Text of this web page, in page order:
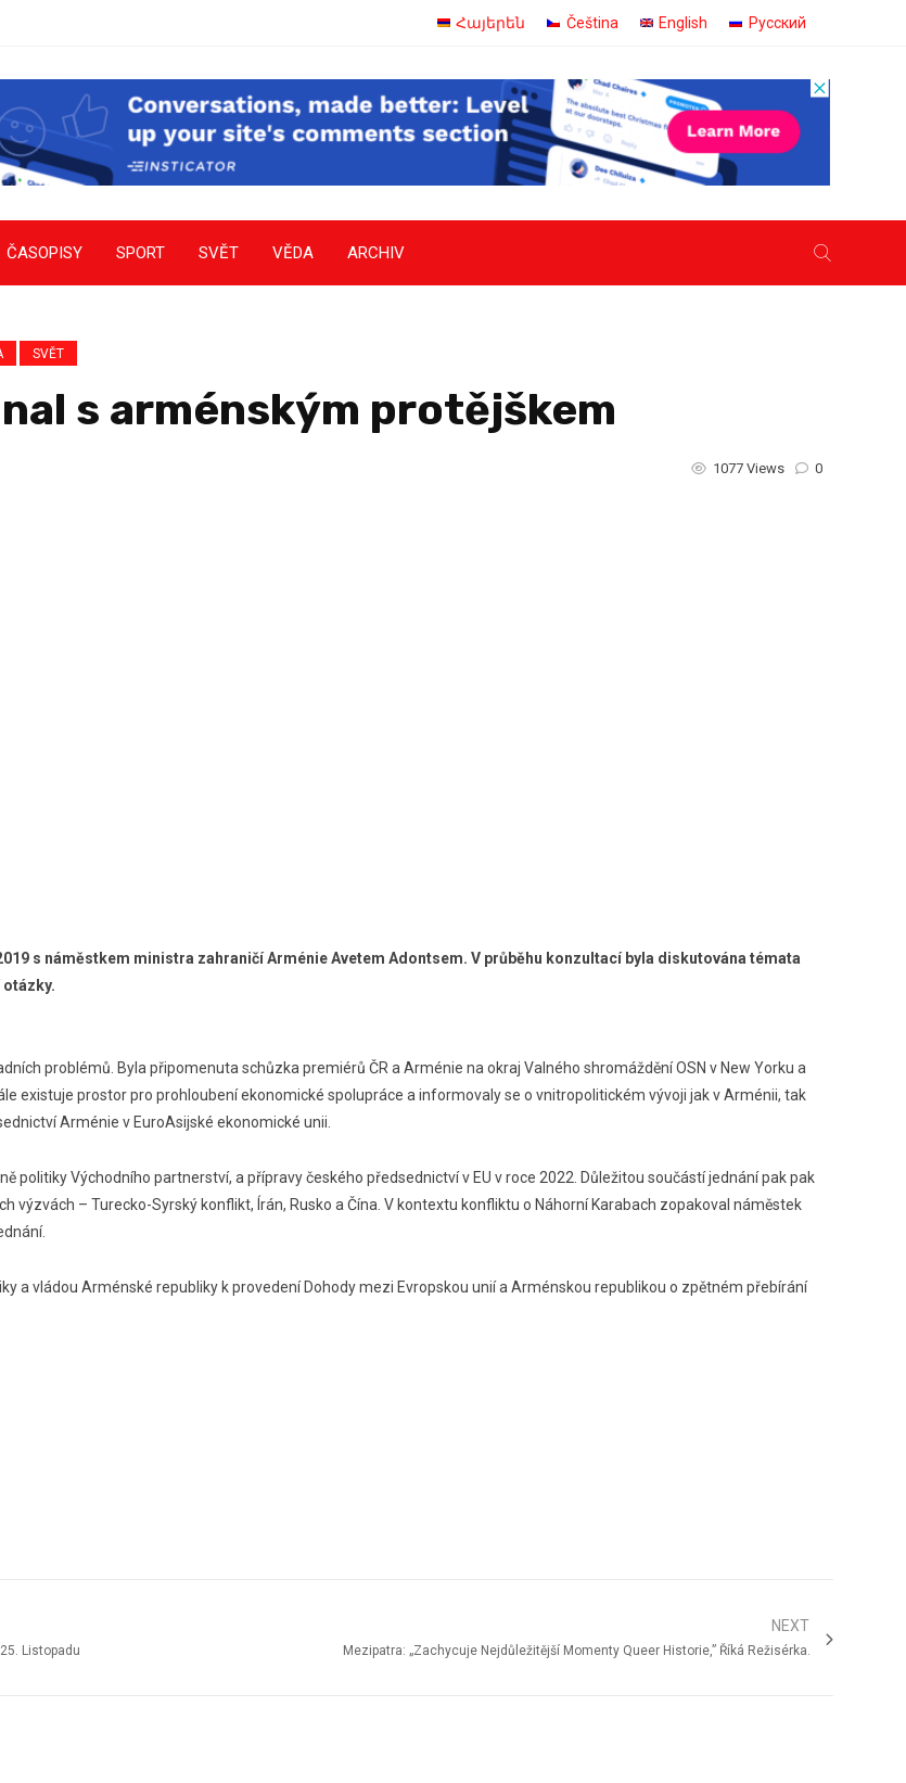
Հայերեն Čeština English Русский
ČASOPISY SPORT SVĚT VĚDA ARCHIV
SVĚT
s arménským protějškem
0
1077 Views
s náměstkem ministra zahraničí Arménie Avetem Adontsem. V průběhu konzultací byla diskutována témata
otázky.
problémů. Byla připomenuta schůzka premiérů ČR a Arménie na okraj Valného shromáždění OSN v New Yorku a
existuje prostor pro prohloubení ekonomické spolupráce a informovaly se o vnitropolitickém vývoji jak v Arménii, tak
Arménie v EuroAsijské ekonomické unii.
politiky Východního partnerství, a přípravy českého předsednictví v EU v roce 2022. Důležitou součástí jednání pak pak
výzvách – Turecko-Syrský konflikt, Írán, Rusko a Čína. V kontextu konfliktu o Náhorní Karabach zopakoval náměstek
a vládou Arménské republiky k provedení Dohody mezi Evropskou unií a Arménskou republikou o zpětném přebírání
Listopadu
NEXT
Mezipatra: „Zachycuje Nejdůležitější Momenty Queer Historie,” Říká Režisérka.